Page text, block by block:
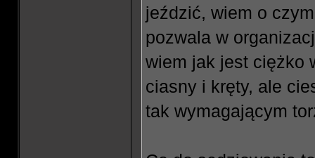
jeździć, wiem o
pozwala w
wiem jak jest ciężko
ciasny i kręty, ale
tak wymagającym